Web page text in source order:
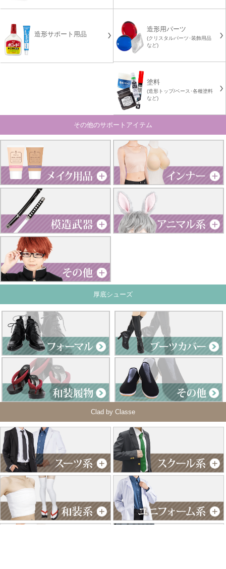
造形サポート用品
造形用パーツ
(クリスタルパーツ･装飾用品
など)
塗料
(造形トップ/ベース･各種塗料
など)
その他のサポートアイテム
厚底シューズ
Clad by Classe